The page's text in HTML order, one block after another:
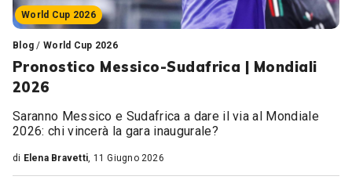
World Cup 2026
Blog / World Cup 2026
Pronostico Messico-Sudafrica | Mondiali
2026
Saranno Messico e Sudafrica a dare il via al Mondiale
2026: chi vincerà la gara inaugurale?
di Elena Bravetti, 11 Giugno 2026